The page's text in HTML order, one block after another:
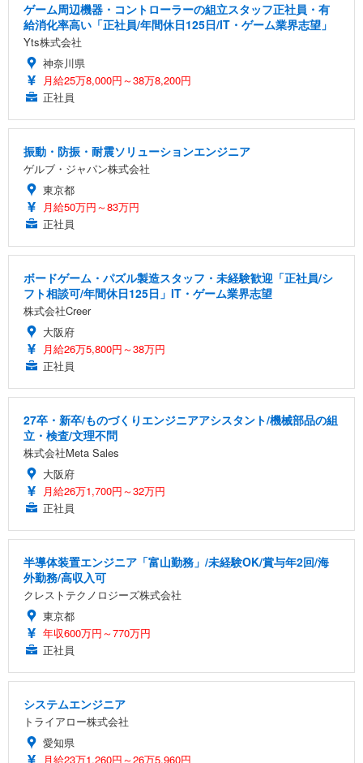
ゲーム周辺機器・コントローラーの組立スタッフ正社員・有
給消化率高い「正社員/年間休日125日/IT・ゲーム業界志望」
Yts株式会社
神奈川県
月給25万8,000円～38万8,200円
正社員
振動・防振・耐震ソリューションエンジニア
ゲルブ・ジャパン株式会社
東京都
月給50万円～83万円
正社員
ボードゲーム・パズル製造スタッフ・未経験歓迎「正社員/シ
フト相談可/年間休日125日」IT・ゲーム業界志望
株式会社Creer
大阪府
月給26万5,800円～38万円
正社員
27卒・新卒/ものづくりエンジニアアシスタント/機械部品の組
立・検査/文理不問
株式会社Meta Sales
大阪府
月給26万1,700円～32万円
正社員
半導体装置エンジニア「富山勤務」/未経験OK/賞与年2回/海
外勤務/高収入可
クレストテクノロジーズ株式会社
東京都
年収600万円～770万円
正社員
システムエンジニア
トライアロー株式会社
愛知県
月給23万1,260円～26万5,960円